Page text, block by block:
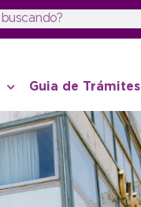
Guia de Trámites